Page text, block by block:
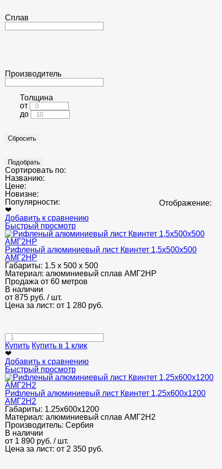
Сплав
Производитель
Толщина
от
до
Сортировать по:
Названию:
Цене:
Новизне:
Популярности:
Отображение:
❤
Добавить к сравнению
Быстрый просмотр
Рифленый алюминиевый лист Квинтет 1,5х500х500
АМГ2НР
Габариты: 1.5 х 500 х 500
Материал: алюминиевый сплав АМГ2НР
Продажа от 60 метров
В наличии
от 875 руб. / шт.
Цена за лист: от 1 280 руб.
Купить Купить в 1 клик
❤
Добавить к сравнению
Быстрый просмотр
Рифленый алюминиевый лист Квинтет 1,25х600х1200
АМГ2Н2
Габариты: 1.25х600х1200
Материал: алюминиевый сплав АМГ2Н2
Производитель: Сербия
В наличии
от 1 890 руб. / шт.
Цена за лист: от 2 350 руб.